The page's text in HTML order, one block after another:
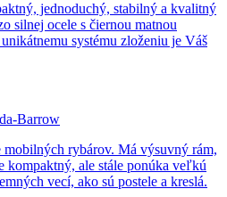
jednoduchý, stabilný a kvalitný
silnej ocele s čiernou matnou
systému zloženiu je Váš
Barrow
rybárov. Má výsuvný rám,
kompaktný, ale stále ponúka veľkú
vecí, ako sú postele a kreslá.